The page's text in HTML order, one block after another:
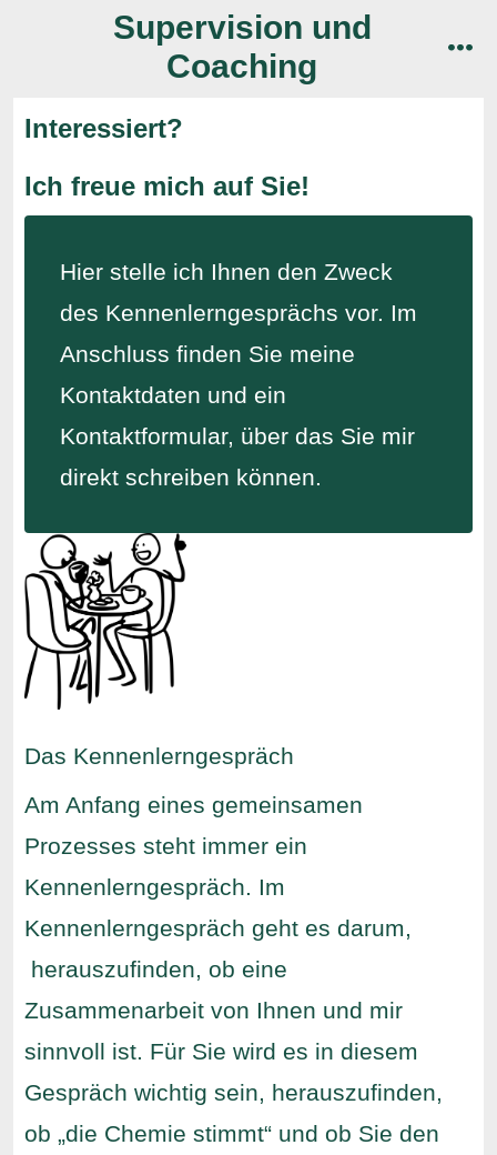
Supervision und
Coaching
Interessiert?
Ich freue mich auf Sie!
Hier stelle ich Ihnen den Zweck
des Kennenlerngesprächs vor. Im
Anschluss finden Sie meine
Kontaktdaten und ein
Kontaktformular, über das Sie mir
direkt schreiben können.
Das Kennenlerngespräch
Am Anfang eines gemeinsamen
Prozesses steht immer ein
Kennenlerngespräch. Im
Kennenlerngespräch geht es darum,
herauszufinden, ob eine
Zusammenarbeit von Ihnen und mir
sinnvoll ist. Für Sie wird es in diesem
Gespräch wichtig sein, herauszufinden,
ob „die Chemie stimmt“ und ob Sie den